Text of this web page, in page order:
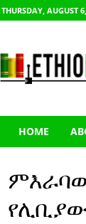
THURSDAY, AUGUST
h
HOME